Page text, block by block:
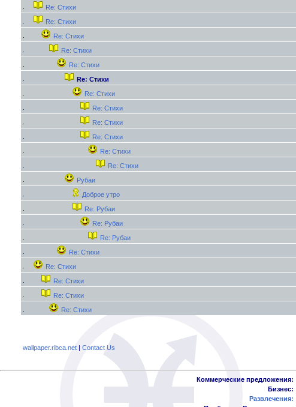
Re: Стихи
Re: Стихи
Re: Стихи
Re: Стихи
Re: Стихи
Re: Стихи
Re: Стихи
Re: Стихи
Re: Стихи
Re: Стихи
Re: Стихи
Re: Стихи
Рубаи
Доброе утро
Re: Рубаи
Re: Рубаи
Re: Рубаи
Re: Стихи
Re: Стихи
Re: Стихи
Re: Стихи
Re: Стихи
wallpaper.ribca.net | Contact Us
Коммерческие предложения:
Бизнес:
Развлечения: